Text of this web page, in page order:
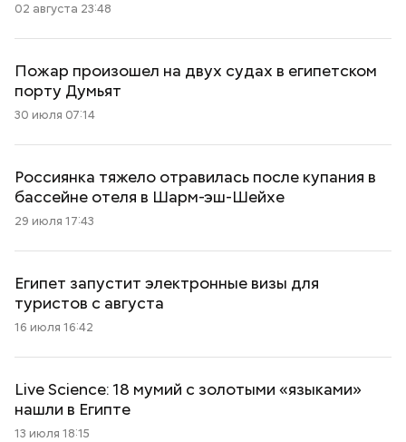
02 августа 23:48
Пожар произошел на двух судах в египетском
порту Думьят
30 июля 07:14
Россиянка тяжело отравилась после купания в
бассейне отеля в Шарм-эш-Шейхе
29 июля 17:43
Египет запустит электронные визы для
туристов с августа
16 июля 16:42
Live Science: 18 мумий с золотыми «языками»
нашли в Египте
13 июля 18:15